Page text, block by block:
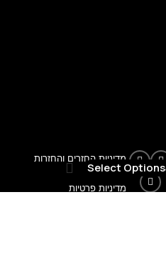
מדיניות החזרים והחזרות
מדיניות פרטיות
Select Options